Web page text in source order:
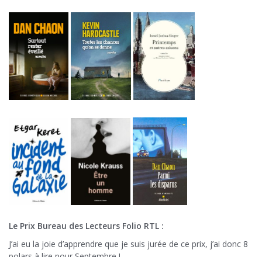
Le Prix Bureau des Lecteurs Folio RTL :
J’ai eu la joie d’apprendre que je suis jurée de ce prix, j’ai donc 8